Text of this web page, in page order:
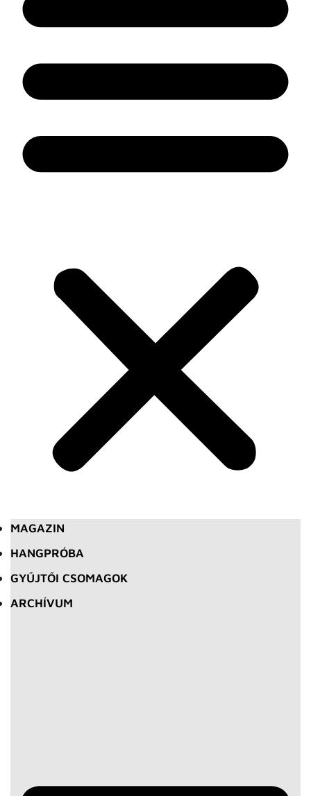
MAGAZIN
HANGPRÓBA
GYŰJTŐI CSOMAGOK
ARCHÍVUM